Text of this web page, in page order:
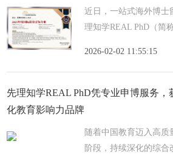
亲子 电器 数
时尚
近日，一站式海外博
理知学REAL PhD（简
项。本次
2026-02-02 11:55:15
先理知学REAL PhD凭专业申博服务，
化教育影响力品牌
随着中国教育迈入高
阶段，持续深化的综